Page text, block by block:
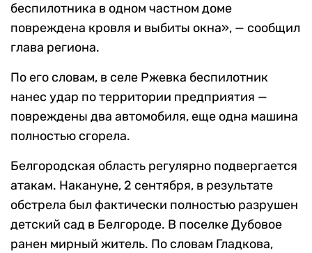
беспилотника в одном частном доме
повреждена кровля и выбиты окна», — сообщил
глава региона.
По его словам, в селе Ржевка беспилотник
нанес удар по территории предприятия —
повреждены два автомобиля, еще одна машина
полностью сгорела.
Белгородская область регулярно подвергается
атакам. Накануне, 2 сентября, в результате
обстрела был фактически полностью разрушен
детский сад в Белгороде. В поселке Дубовое
ранен мирный житель. По словам Гладкова,